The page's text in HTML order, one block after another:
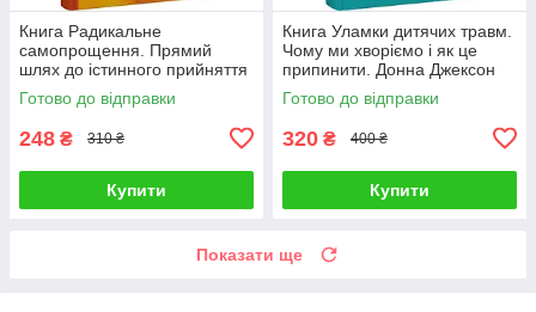
Книга Радикальне
самопрощення. Прямий
шлях до істинного прийняття
себе. Колін Тіппінг
Готово до відправки
248 ₴ 310 ₴
Купити
Книга Уламки дитячих травм.
Чому ми хворіємо і як це
припинити. Донна Джексон
Наказава
Готово до відправки
320 ₴ 400 ₴
Купити
Показати ще